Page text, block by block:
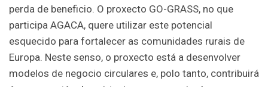
perda de beneficio. O proxecto GO-GRASS, no que
participa AGACA, quere utilizar este potencial
esquecido para fortalecer as comunidades rurais de
Europa. Neste senso, o proxecto está a desenvolver
modelos de negocio circulares e, polo tanto, contribuirá